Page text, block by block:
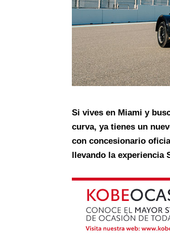
Si vives en Miami y
curva, ya tienes un
con concesionario
llevando la experiencia